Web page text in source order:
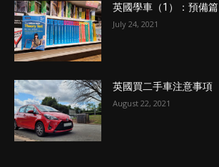
英國學車（1）：預備篇
July 24, 2021
英國買二手車注意事項
August 22, 2021